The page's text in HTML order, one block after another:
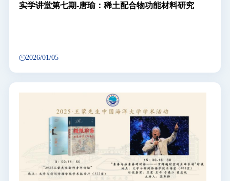
实学讲堂第七期-唐瑜：稀土配合物功能材料研究
2026/01/05